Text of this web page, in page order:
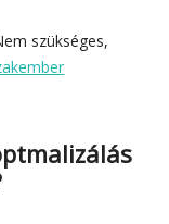
szükséges,